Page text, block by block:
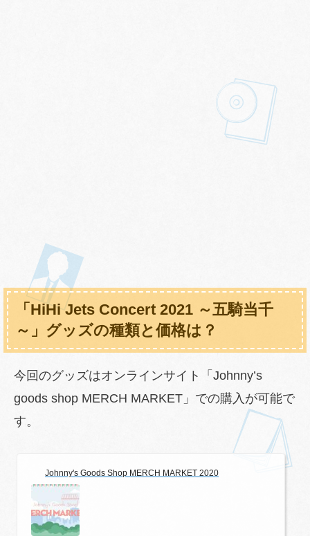
「HiHi Jets Concert 2021 ～五騎当千
～」グッズの種類と価格は？
今回のグッズはオンラインサイト「Johnny’s
goods shop MERCH MARKET」での購入が可能で
す。
Johnny's Goods Shop MERCH MARKET 2020